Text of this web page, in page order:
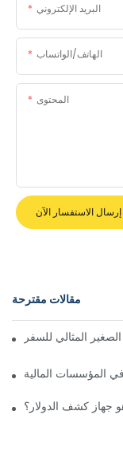
البريد الإلكتروني
الهاتف/الواتساب
المحتوى
إرسال الاستفسار الآن
مقالات مقترحة
المثالي للسفر
المؤسسات المالية
جهاز كشف الدولار؟